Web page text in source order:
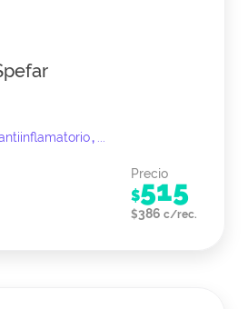
,
Precio
$515
$386 c/rec.